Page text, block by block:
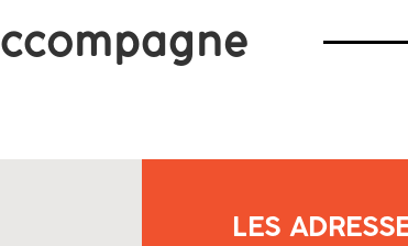
LES